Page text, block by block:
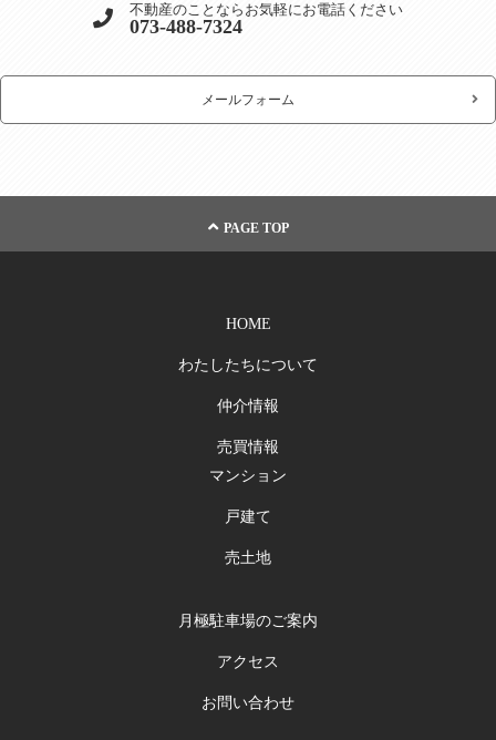
不動産のことならお気軽にお電話ください
073-488-7324
メールフォーム
PAGE TOP
HOME
わたしたちについて
仲介情報
売買情報
マンション
戸建て
売土地
月極駐車場のご案内
アクセス
お問い合わせ